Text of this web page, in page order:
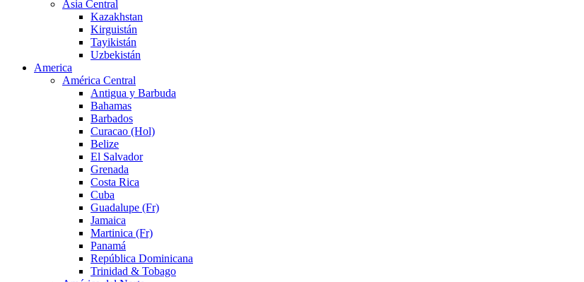
Asia Central
Kazakhstan
Kirguistán
Tayikistán
Uzbekistán
America
América Central
Antigua y Barbuda
Bahamas
Barbados
Curacao (Hol)
Belize
El Salvador
Grenada
Costa Rica
Cuba
Guadalupe (Fr)
Jamaica
Martinica (Fr)
Panamá
República Dominicana
Trinidad & Tobago